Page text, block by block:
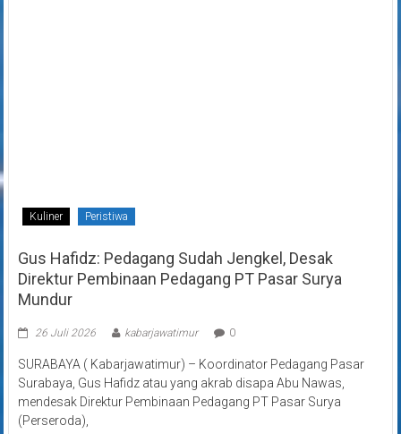
Kuliner Peristiwa
Gus Hafidz: Pedagang Sudah Jengkel, Desak
Direktur Pembinaan Pedagang PT Pasar Surya
Mundur
26 Juli 2026 kabarjawatimur 0
SURABAYA ( Kabarjawatimur) – Koordinator Pedagang Pasar
Surabaya, Gus Hafidz atau yang akrab disapa Abu Nawas,
mendesak Direktur Pembinaan Pedagang PT Pasar Surya
(Perseroda),